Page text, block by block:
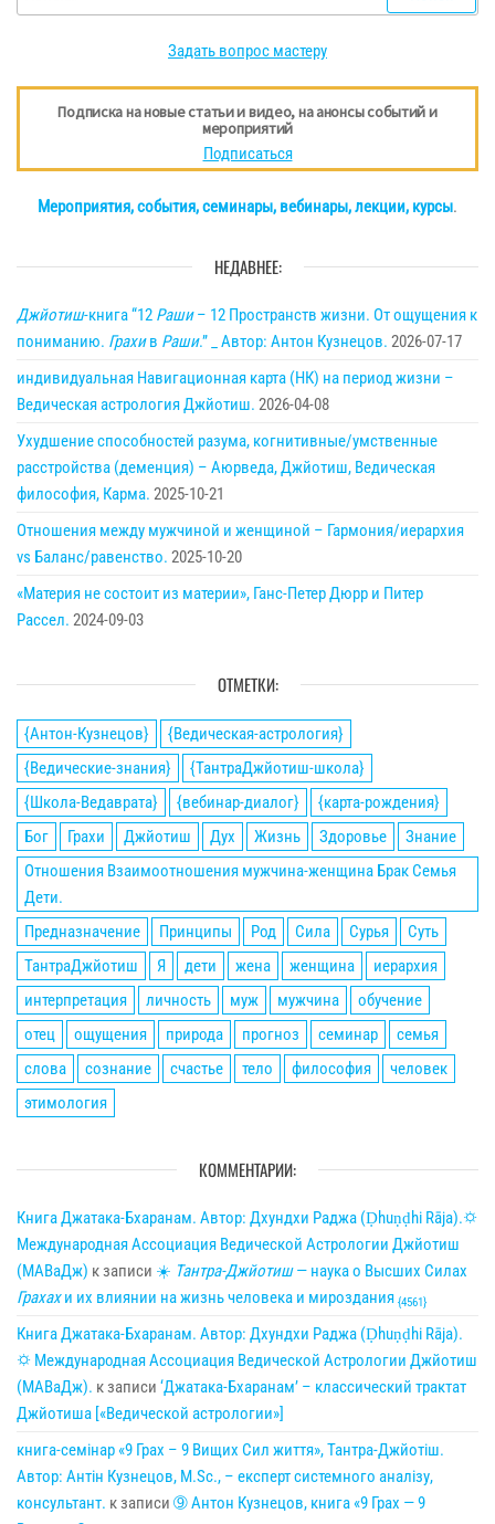
Задать вопрос мастеру
Подписка на новые статьи и видео, на анонсы событий и
мероприятий
Подписаться
Мероприятия, события, семинары, вебинары, лекции, курсы.
НЕДАВНЕЕ:
Джйотиш-книга “12 Раши– 12 Пространств жизни. От ощущения к
пониманию. Грахив Раши.” _ Автор: Антон Кузнецов. 2026-07-17
индивидуальная Навигационная карта (НК) на период жизни –
Ведическая астрология Джйотиш. 2026-04-08
Ухудшение способностей разума, когнитивные/умственные
расстройства (деменция) – Аюрведа, Джйотиш, Ведическая
философия, Карма. 2025-10-21
Отношения между мужчиной и женщиной – Гармония/иерархия
vs Баланс/равенство. 2025-10-20
«Материя не состоит из материи», Ганс-Петер Дюрр и Питер
Рассел. 2024-09-03
ОТМЕТКИ:
{Антон-Кузнецов}
{Ведическая-астрология}
{Ведические-знания}
{ТантраДжйотиш-школа}
{Школа-Ведаврата}
{вебинар-диалог}
{карта-рождения}
Бог
Грахи Джйотиш Дух Жизнь Здоровье
Знание
Отношения Взаимоотношения мужчина-женщина Брак Семья
Дети.
Предназначение
Принципы Род Сила Сурья
Суть
ТантраДжйотиш
Я дети жена женщина
иерархия
интерпретация
личность муж мужчина
обучение
отец
ощущения природа прогноз семинар
семья
слова
сознание счастье тело философия
человек
этимология
КОММЕНТАРИИ:
Книга Джатака-Бхаранам. Автор: Дхундхи Раджа (Ḍhuṇḍhi Rāja).🌣
Международная Ассоциация Ведической Астрологии Джйотиш
(МАВаДж) к записи ☀ Тантра-Джйотиш— наука о Высших Силах
Грахахи их влиянии на жизнь человека и мироздания {4561}
Книга Джатака-Бхаранам. Автор: Дхундхи Раджа (Ḍhuṇḍhi Rāja).
🌣 Международная Ассоциация Ведической Астрологии Джйотиш
(МАВаДж). к записи ‘Джатака-Бхаранам’ – классический трактат
Джйотиша [«Ведической астрологии»]
книга-семінар «9 Грах – 9 Вищих Сил життя», Тантра-Джйотіш.
Автор: Антін Кузнецов, M.Sc., – експерт системного аналізу,
консультант. к записи ➈ Антон Кузнецов, книга «9 Грах — 9